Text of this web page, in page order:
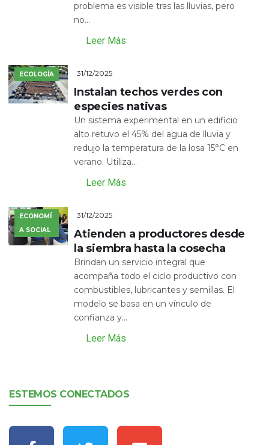
problema es visible tras las lluvias, pero
no...
Leer Más
ECOLOGÍA 31/12/2025
Instalan techos verdes con
especies nativas
Un sistema experimental en un edificio
alto retuvo el 45% del agua de lluvia y
redujo la temperatura de la losa 15°C en
verano. Utiliza...
Leer Más
ECONOMÍ
A SOCIAL
31/12/2025
Atienden a productores desde
la siembra hasta la cosecha
Brindan un servicio integral que
acompaña todo el ciclo productivo con
combustibles, lubricantes y semillas. El
modelo se basa en un vínculo de
confianza y...
Leer Más
ESTEMOS CONECTADOS